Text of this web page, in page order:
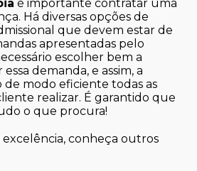
é importante contratar uma
Há diversas opções de
que devem estar de
apresentadas pelo
escolher bem a
demanda, e assim, a
de modo eficiente todas as
realizar. É garantido que
o que procura!
excelência, conheça outros